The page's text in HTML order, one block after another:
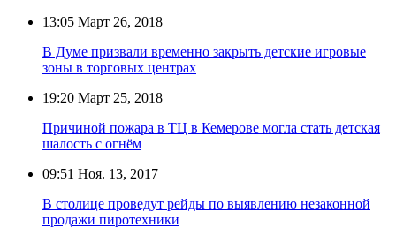
13:05 Март 26, 2018
В Думе призвали временно закрыть детские игровые
зоны в торговых центрах
19:20 Март 25, 2018
Причиной пожара в ТЦ в Кемерове могла стать детская
шалость с огнём
09:51 Ноя. 13, 2017
В столице проведут рейды по выявлению незаконной
продажи пиротехники